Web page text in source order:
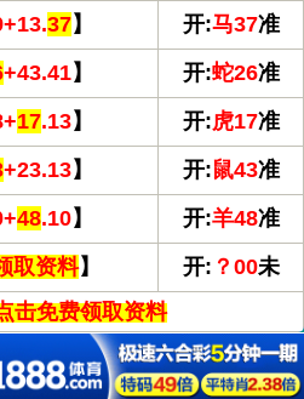
37】 开:马37准
+43.41】 开:蛇26准
17.13】 开:虎17准
+23.13】 开:鼠43准
48.10】 开:羊48准
取资料】 开: ？00未
击免费领取资料